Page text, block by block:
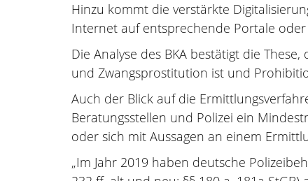
Hinzu kommt die verstärkte
Internet auf entsprechende Portale
Die Analyse des BKA bestätigt die
und Zwangsprostitution ist und
Auch der Blick auf die
Beratungsstellen und Polizei ein
oder sich mit Aussagen an einem
„Im Jahr 2019 haben deutsche